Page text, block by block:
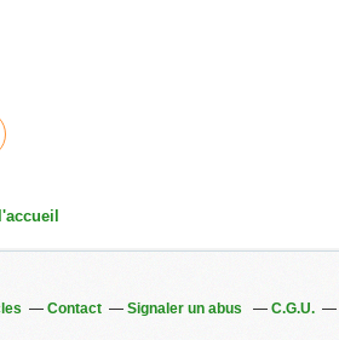
Contact Signaler un abus C.G.U.